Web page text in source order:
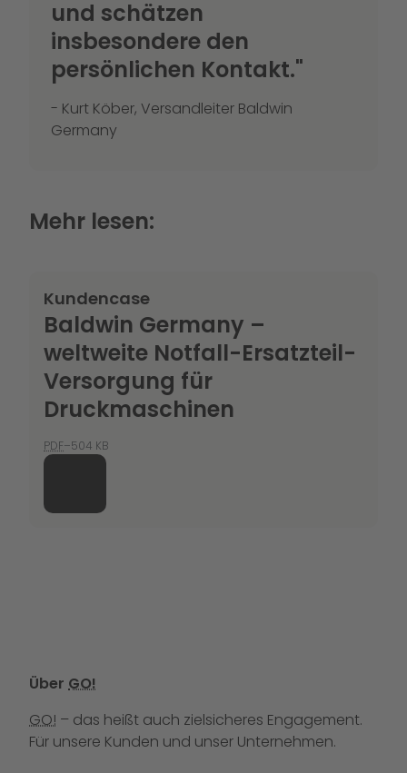
und schätzen
insbesondere den
persönlichen Kontakt."
- Kurt Köber, Versandleiter Baldwin
Germany
Mehr lesen:
Kundencase
Baldwin Germany –
weltweite Notfall-Ersatzteil-
Versorgung für
Druckmaschinen
PDF–504 KB
Über GO!
GO! – das heißt auch zielsicheres Engagement.
Für unsere Kunden und unser Unternehmen.